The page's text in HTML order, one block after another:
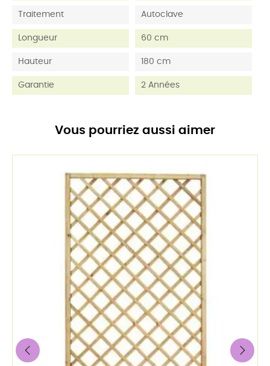
Traitement Autoclave
Longueur 60 cm
Hauteur 180 cm
Garantie 2 Années
Vous pourriez aussi aimer